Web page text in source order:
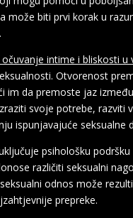
može biti prvi korak u
intime i bliskosti u
Otvorenost
im da premoste jaz
svoje potrebe, razviti
ispunjavajuće seksualne
psihološku
različiti seksualni
odnos može
prepreke.